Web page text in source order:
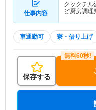
仕事内容
クックチル
ど厨房調理
車通勤可 寮・借り上げ
保存する